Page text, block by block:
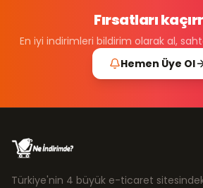
Fırsatları
En iyi indirimleri bildirim olarak al,
Hemen Üye Ol
Türkiye'nin 4 büyük e-ticaret